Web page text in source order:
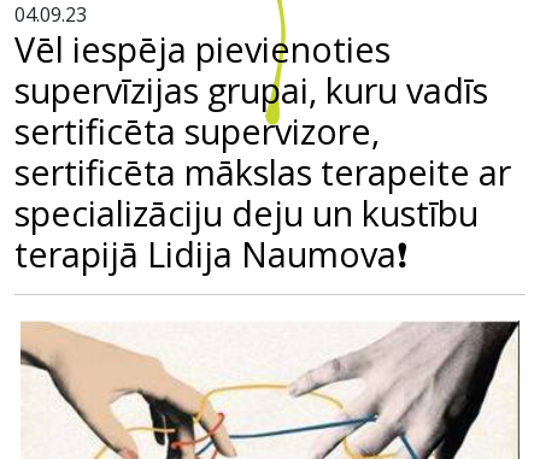
04.09.23
Vēl iespēja pievienoties
supervīzijas grupai, kuru vadīs
sertificēta supervizore,
sertificēta mākslas terapeite ar
specializāciju deju un kustību
terapijā Lidija Naumova❗️